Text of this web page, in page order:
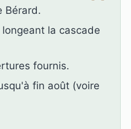
Bérard.
la cascade
fournis.
fin août (voire